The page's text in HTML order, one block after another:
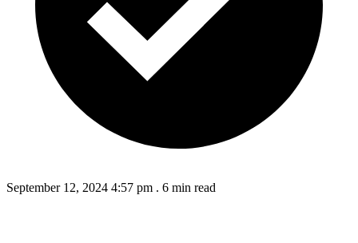
September 12, 2024 4:57 pm . 6 min read